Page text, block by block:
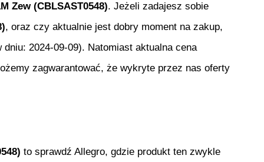
Zew (CBLSAST0548). Jeżeli zadajesz sobie
, oraz czy aktualnie jest dobry moment na zakup,
dniu: 2024-09-09). Natomiast aktualna cena
zagwarantować, że wykryte przez nas oferty
to sprawdź Allegro, gdzie produkt ten zwykle